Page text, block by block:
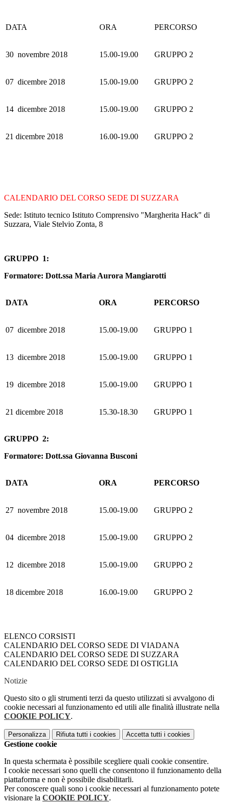
DATA ORA PERCORSO
30 novembre 2018 15.00-19.00 GRUPPO 2
07 dicembre 2018 15.00-19.00 GRUPPO 2
14 dicembre 2018 15.00-19.00 GRUPPO 2
21 dicembre 2018 16.00-19.00 GRUPPO 2
CALENDARIO DEL CORSO SEDE DI SUZZARA
Sede: Istituto tecnico Istituto Comprensivo "Margherita Hack" di
Suzzara, Viale Stelvio Zonta, 8
GRUPPO 1:
Formatore: Dott.ssa Maria Aurora Mangiarotti
DATA ORA PERCORSO
07 dicembre 2018 15.00-19.00 GRUPPO 1
13 dicembre 2018 15.00-19.00 GRUPPO 1
19 dicembre 2018 15.00-19.00 GRUPPO 1
21 dicembre 2018 15.30-18.30 GRUPPO 1
GRUPPO 2:
Formatore: Dott.ssa Giovanna Busconi
DATA ORA PERCORSO
27 novembre 2018 15.00-19.00 GRUPPO 2
04 dicembre 2018 15.00-19.00 GRUPPO 2
12 dicembre 2018 15.00-19.00 GRUPPO 2
18 dicembre 2018 16.00-19.00 GRUPPO 2
ELENCO CORSISTI
CALENDARIO DEL CORSO SEDE DI VIADANA
CALENDARIO DEL CORSO SEDE DI SUZZARA
CALENDARIO DEL CORSO SEDE DI OSTIGLIA
Notizie
Questo sito o gli strumenti terzi da questo utilizzati si avvalgono di
cookie necessari al funzionamento ed utili alle finalità illustrate nella
COOKIE POLICY.
Personalizza Rifiuta tutti i cookies Accetta tutti i cookies
Gestione cookie
In questa schermata è possibile scegliere quali cookie consentire.
I cookie necessari sono quelli che consentono il funzionamento della
piattaforma e non è possibile disabilitarli.
Per conoscere quali sono i cookie necessari al funzionamento potete
visionare la COOKIE POLICY.